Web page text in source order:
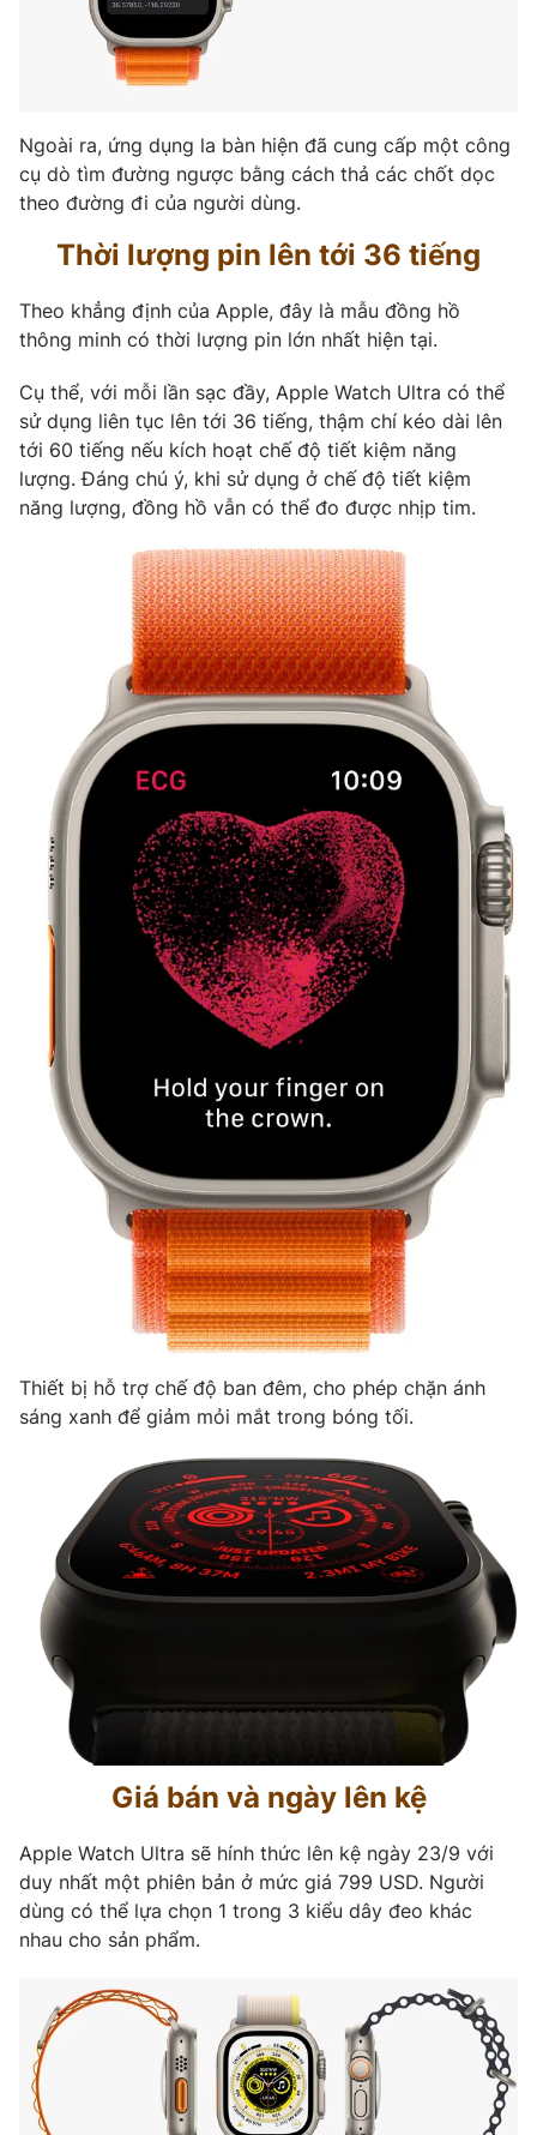
Ngoài ra, ứng dụng la bàn hiện đã cung cấp một công
cụ dò tìm đường ngược bằng cách thả các chốt dọc
theo đường đi của người dùng.
Thời lượng pin lên tới 36 tiếng
Theo khẳng định của Apple, đây là mẫu đồng hồ
thông minh có thời lượng pin lớn nhất hiện tại.
Cụ thể, với mỗi lần sạc đầy, Apple Watch Ultra có thể
sử dụng liên tục lên tới 36 tiếng, thậm chí kéo dài lên
tới 60 tiếng nếu kích hoạt chế độ tiết kiệm năng
lượng. Đáng chú ý, khi sử dụng ở chế độ tiết kiệm
năng lượng, đồng hồ vẫn có thể đo được nhịp tim.
Thiết bị hỗ trợ chế độ ban đêm, cho phép chặn ánh
sáng xanh để giảm mỏi mắt trong bóng tối.
Giá bán và ngày lên kệ
Apple Watch Ultra sẽ hính thức lên kệ ngày 23/9 với
duy nhất một phiên bản ở mức giá 799 USD. Người
dùng có thể lựa chọn 1 trong 3 kiểu dây đeo khác
nhau cho sản phẩm.